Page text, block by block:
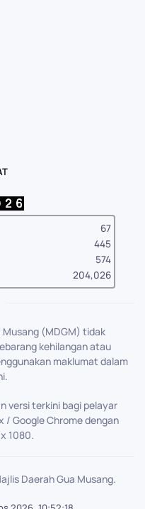
67
445
574
204,026
Musang (MDGM) tidak
kehilangan atau
maklumat dalam
versi terkini bagi pelayar
/ Google Chrome dengan
1080.
Daerah Gua Musang.